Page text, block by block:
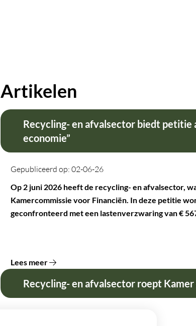
Artikelen
Recycling- en afvalsector biedt petitie
economie”
Gepubliceerd op: 02-06-26
Op 2 juni 2026 heeft de recycling- en afvalsector,
Kamercommissie voor Financiën. In deze petitie
geconfronteerd met een lastenverzwaring van €
Lees meer
Recycling- en afvalsector roept